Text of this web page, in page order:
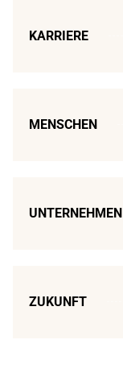
KARRIERE
MENSCHEN
UNTERNEHMEN
ZUKUNFT